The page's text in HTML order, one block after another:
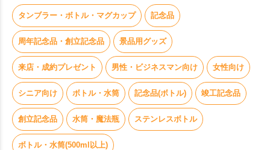
タンブラー・ボトル・マグカップ 記念品
周年記念品・創立記念品 景品用グッズ
来店・成約プレゼント 男性・ビジネスマン向け 女性向け
シニア向け ボトル・水筒 記念品(ボトル) 竣工記念品
創立記念品 水筒・魔法瓶 ステンレスボトル
ボトル・水筒(500ml以上)